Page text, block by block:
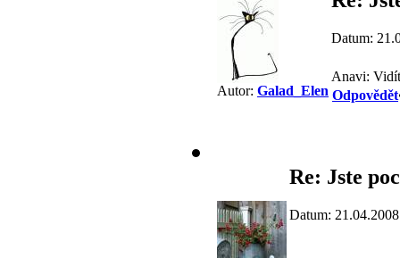
Autor: Galad_Elen
Datum:
Anavi:
Odpovědět
Re: Jste
Datum: